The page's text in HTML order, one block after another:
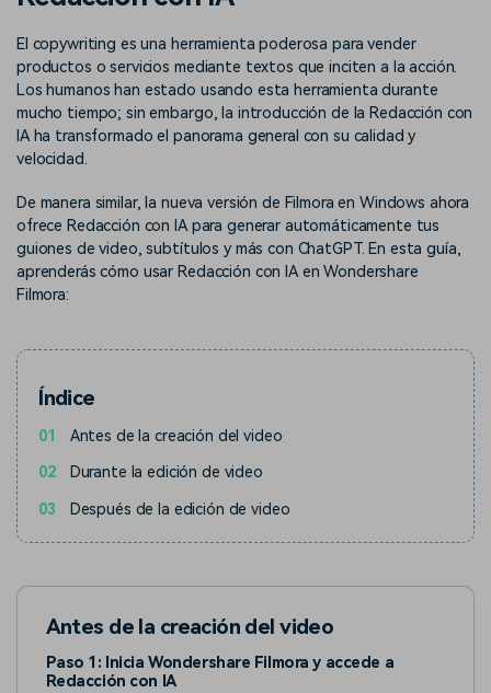
Inspírate con Filmora
Encuentra aquí lo que otros
usuarios crean con Filmora
Taller creativo
Con nuestros consejos y
trucos, queremos ayudarte a
crecer e inspirar tu próximo
video
Centro de creadores
Muestra tu creatividad sin
límites con el Centro de
creadores
Plantillas en español
Explora las plantillas de video
creadores de habla hispana.
Afíliate
Consigue una afiliación a
nivel empresarial
Conocimiento
Buscar
El copywriting es una herramienta poderosa para vender
productos o servicios mediante textos que inciten a la acción.
Los humanos han estado usando esta herramienta durante
mucho tiempo; sin embargo, la introducción de la Redacción con
IA ha transformado el panorama general con su calidad y
velocidad.
De manera similar, la nueva versión de Filmora en Windows ahora
ofrece Redacción con IA para generar automáticamente tus
guiones de video, subtítulos y más con ChatGPT. En esta guía,
aprenderás cómo usar Redacción con IA en Wondershare
Filmora:
Índice
01 Antes de la creación del video
02 Durante la edición de video
03 Después de la edición de video
Antes de la creación del video
Paso 1: Inicia Wondershare Filmora y accede a
Redacción con IA